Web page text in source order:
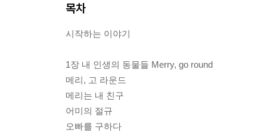
목차
시작하는 이야기
1장 내 인생의 동물들 Merry, go round
메리, 고 라운드
메리는 내 친구
어미의 절규
오빠를 구하다